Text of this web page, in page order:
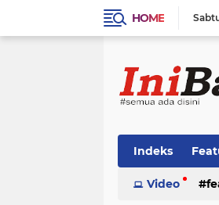
HOME
Indeks
Techno News
Video